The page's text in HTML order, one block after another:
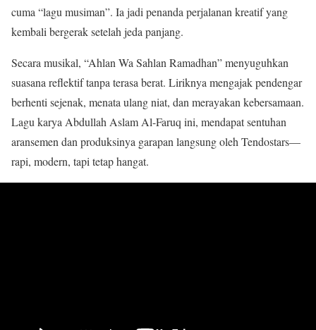
cuma “lagu musiman”. Ia jadi penanda perjalanan kreatif yang
kembali bergerak setelah jeda panjang.
Secara musikal, “Ahlan Wa Sahlan Ramadhan” menyuguhkan
suasana reflektif tanpa terasa berat. Liriknya mengajak pendengar
berhenti sejenak, menata ulang niat, dan merayakan kebersamaan.
Lagu karya Abdullah Aslam Al-Faruq ini, mendapat sentuhan
aransemen dan produksinya garapan langsung oleh Tendostars—
rapi, modern, tapi tetap hangat.